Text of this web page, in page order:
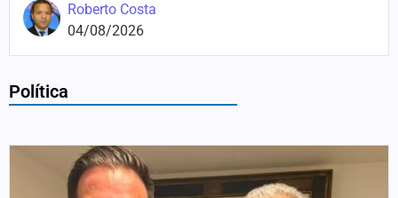
Roberto Costa
04/08/2026
Política